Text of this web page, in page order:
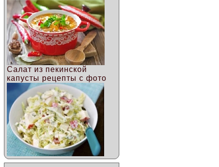
Салат из пекинской
капусты рецепты с фото